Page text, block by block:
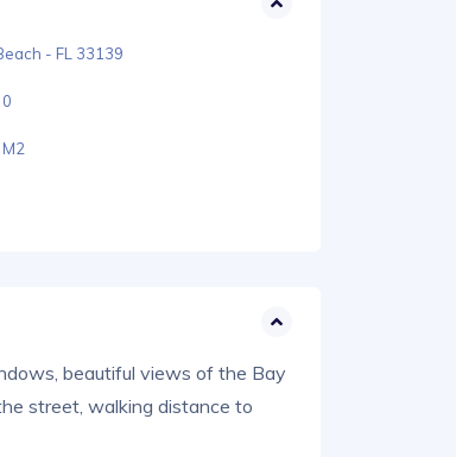
- FL 33139
0
beautiful views of the Bay
street, walking distance to